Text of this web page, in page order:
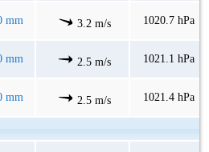
mm 3.2 m/s 1020.7 hPa
mm 2.5 m/s 1021.1 hPa
mm 2.5 m/s 1021.4 hPa